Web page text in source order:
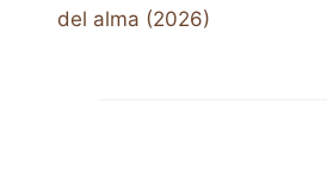
del alma (2026)